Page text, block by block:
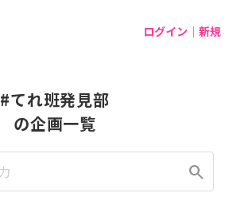
ログイン｜新規
#てれ班発見部
の企画一覧
search